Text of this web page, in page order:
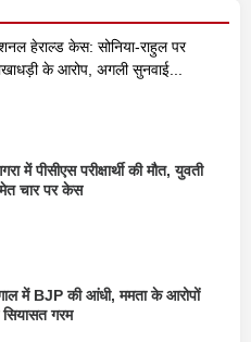
हेराल्ड केस: सोनिया-राहुल पर
के आरोप, अगली सुनवाई...
में पीसीएस परीक्षार्थी की मौत, युवती
चार पर केस
में BJP की आंधी, ममता के आरोपों
गरम